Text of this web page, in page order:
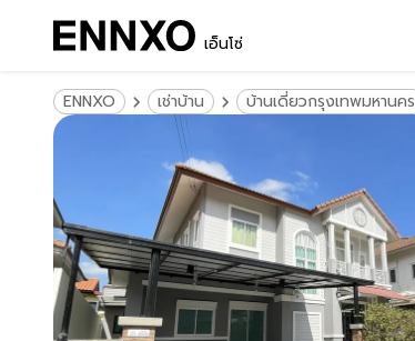
เอ็นโซ่
ENNXO เช่าบ้าน บ้านเดี่ยวกรุงเทพมหานคร